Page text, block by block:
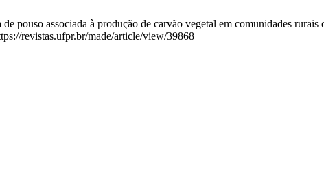
pouso associada à produção de carvão vegetal em comunidades
revistas.ufpr.br/made/article/view/39868